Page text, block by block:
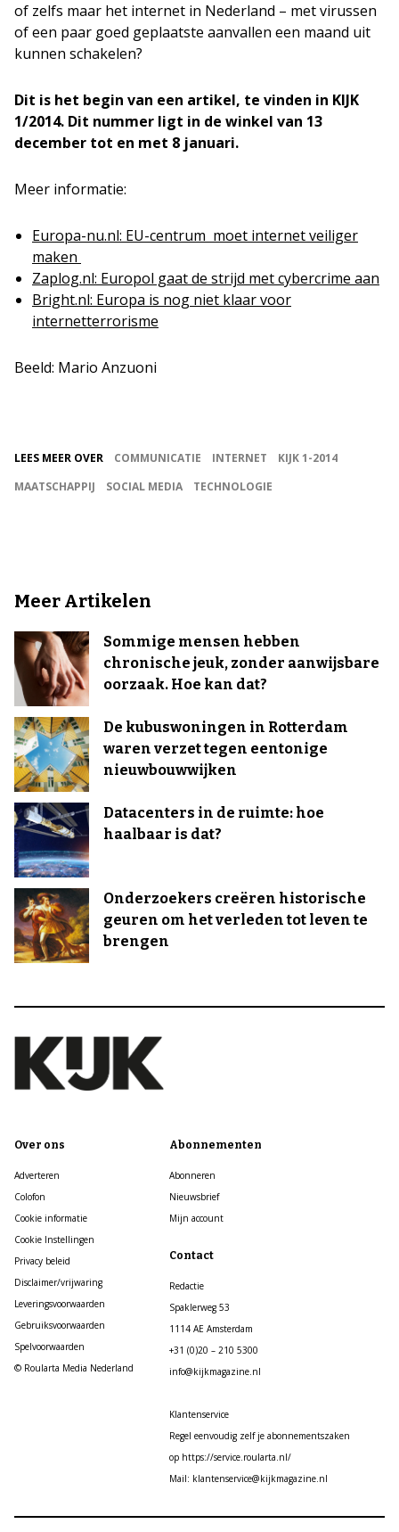
of zelfs maar het internet in Nederland – met virussen
of een paar goed geplaatste aanvallen een maand uit
kunnen schakelen?
Dit is het begin van een artikel, te vinden in KIJK
1/2014. Dit nummer ligt in de winkel van 13
december tot en met 8 januari.
Meer informatie:
Europa-nu.nl: EU-centrum moet internet veiliger
maken
Zaplog.nl: Europol gaat de strijd met cybercrime aan
Bright.nl: Europa is nog niet klaar voor
internetterrorisme
Beeld: Mario Anzuoni
LEES MEER OVER COMMUNICATIE INTERNET
KIJK 1-2014
MAATSCHAPPIJ
SOCIAL MEDIA TECHNOLOGIE
Meer Artikelen
Sommige mensen hebben
chronische jeuk, zonder aanwijsbare
oorzaak. Hoe kan dat?
De kubuswoningen in Rotterdam
waren verzet tegen eentonige
nieuwbouwwijken
Datacenters in de ruimte: hoe
haalbaar is dat?
Onderzoekers creëren historische
geuren om het verleden tot leven te
brengen
Over ons
Adverteren
Colofon
Cookie informatie
Cookie Instellingen
Privacy beleid
Disclaimer/vrijwaring
Leveringsvoorwaarden
Gebruiksvoorwaarden
Spelvoorwaarden
© Roularta Media Nederland
Abonnementen
Abonneren
Nieuwsbrief
Mijn account
Contact
Redactie
Spaklerweg 53
1114 AE Amsterdam
+31 (0)20 – 210 5300
info@kijkmagazine.nl
Klantenservice
Regel eenvoudig zelf je abonnementszaken
op https://service.roularta.nl/
Mail: klantenservice@kijkmagazine.nl